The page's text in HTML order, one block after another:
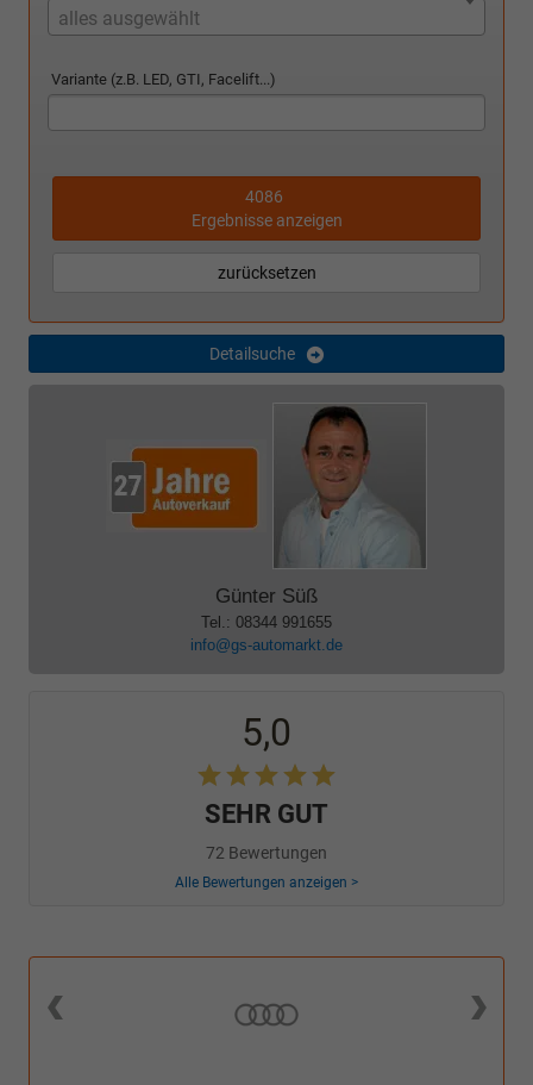
alles ausgewählt
Variante (z.B. LED, GTI, Facelift...)
4086
Ergebnisse anzeigen
zurücksetzen
Detailsuche
Günter Süß
Tel.: 08344 991655
info@gs-automarkt.de
5,0
SEHR GUT
72 Bewertungen
Alle Bewertungen anzeigen >